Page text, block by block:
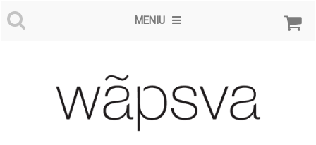
MENIU